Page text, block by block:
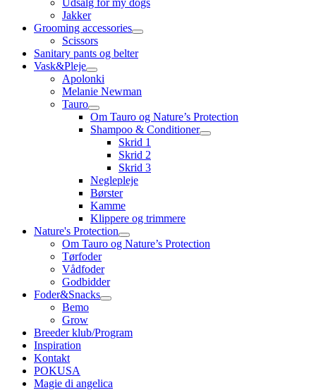
Udsalg for my dogs
Jakker
Grooming accessories
Scissors
Sanitary pants og belter
Vask&Pleje
Apolonki
Melanie Newman
Tauro
Om Tauro og Nature’s Protection
Shampoo & Conditioner
Skrid 1
Skrid 2
Skrid 3
Neglepleje
Børster
Kamme
Klippere og trimmere
Nature's Protection
Om Tauro og Nature’s Protection
Tørfoder
Vådfoder
Godbidder
Foder&Snacks
Bemo
Grow
Breeder klub/Program
Inspiration
Kontakt
POKUSA
Magie di angelica